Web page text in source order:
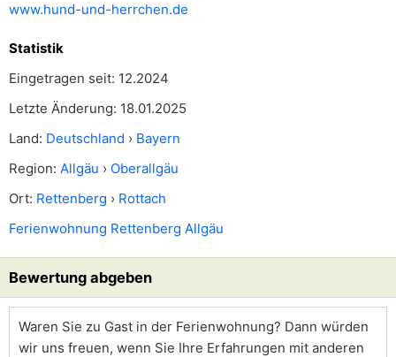
www.hund-und-herrchen.de
Statistik
Eingetragen seit: 12.2024
Letzte Änderung: 18.01.2025
Land: Deutschland › Bayern
Region: Allgäu › Oberallgäu
Ort: Rettenberg › Rottach
Ferienwohnung Rettenberg Allgäu
Bewertung abgeben
Waren Sie zu Gast in der Ferienwohnung? Dann würden
wir uns freuen, wenn Sie Ihre Erfahrungen mit anderen